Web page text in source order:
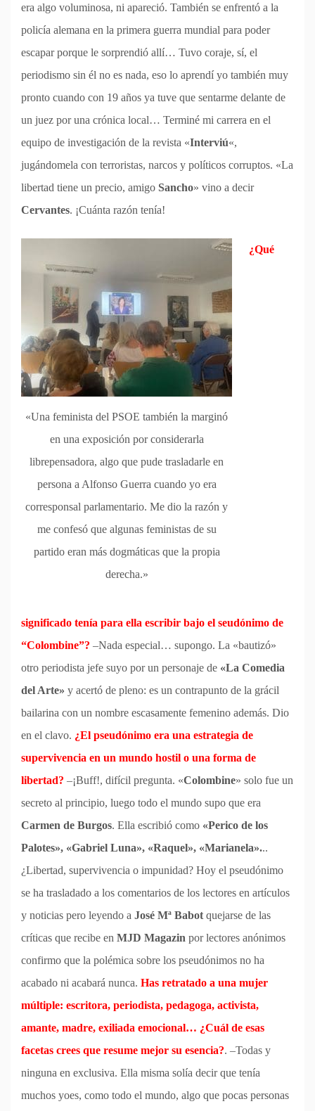
era algo voluminosa, ni apareció. También se enfrentó a la
policía alemana en la primera guerra mundial para poder
escapar porque le sorprendió allí… Tuvo coraje, sí, el
periodismo sin él no es nada, eso lo aprendí yo también muy
pronto cuando con 19 años ya tuve que sentarme delante de
un juez por una crónica local… Terminé mi carrera en el
equipo de investigación de la revista «Interviú«,
jugándomela con terroristas, narcos y políticos corruptos. «La
libertad tiene un precio, amigo Sancho» vino a decir
Cervantes. ¡Cuánta razón tenía!
«Una feminista del PSOE también la marginó
en una exposición por considerarla
librepensadora, algo que pude trasladarle en
persona a Alfonso Guerra cuando yo era
corresponsal parlamentario. Me dio la razón y
me confesó que algunas feministas de su
partido eran más dogmáticas que la propia
derecha.»
¿Qué
significado tenía para ella escribir bajo el seudónimo de
“Colombine”? –Nada especial… supongo. La «bautizó»
otro periodista jefe suyo por un personaje de «La Comedia
del Arte» y acertó de pleno: es un contrapunto de la grácil
bailarina con un nombre escasamente femenino además. Dio
en el clavo. ¿El pseudónimo era una estrategia de
supervivencia en un mundo hostil o una forma de
libertad? –¡Buff!, difícil pregunta. «Colombine» solo fue un
secreto al principio, luego todo el mundo supo que era
Carmen de Burgos. Ella escribió como «Perico de los
Palotes»,​ «Gabriel Luna», «Raquel», «Marianela»...
¿Libertad, supervivencia o impunidad? Hoy el pseudónimo
se ha trasladado a los comentarios de los lectores en artículos
y noticias pero leyendo a José Mª Babot quejarse de las
críticas que recibe en MJD Magazin por lectores anónimos
confirmo que la polémica sobre los pseudónimos no ha
acabado ni acabará nunca. Has retratado a una mujer
múltiple: escritora, periodista, pedagoga, activista,
amante, madre, exiliada emocional… ¿Cuál de esas
facetas crees que resume mejor su esencia?. –Todas y
ninguna en exclusiva. Ella misma solía decir que tenía
muchos yoes, como todo el mundo, algo que pocas personas